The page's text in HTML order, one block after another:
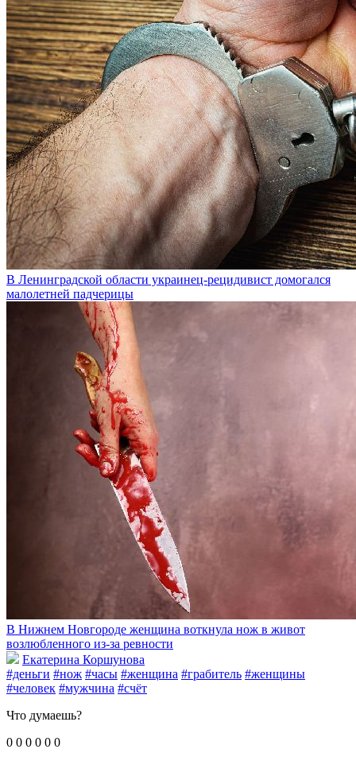
В Ленинградской области украинец-рецидивист домогался
малолетней падчерицы
В Нижнем Новгороде женщина воткнула нож в живот
возлюбленного из-за ревности
Екатерина Коршунова
#деньги #нож #часы #женщина #грабитель #женщины
#человек #мужчина #счёт
Что думаешь?
0 0 0 0 0 0